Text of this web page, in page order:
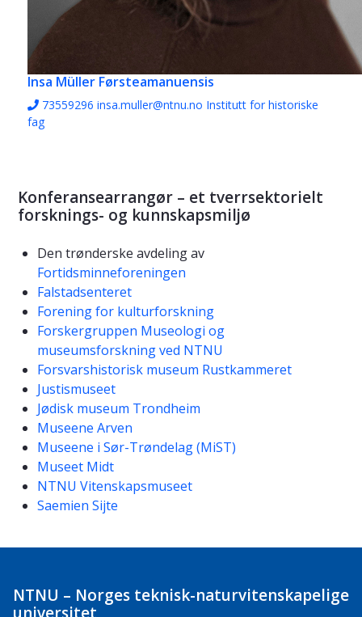
Insa Müller Førsteamanuensis
73559296 insa.muller@ntnu.no Institutt for historiske
fag
Konferansearrangør – et tverrsektorielt
forsknings- og kunnskapsmiljø
Den trønderske avdeling av
Fortidsminneforeningen
Falstadsenteret
Forening for kulturforskning
Forskergruppen Museologi og
museumsforskning ved NTNU
Forsvarshistorisk museum Rustkammeret
Justismuseet
Jødisk museum Trondheim
Museene Arven
Museene i Sør-Trøndelag (MiST)
Museet Midt
NTNU Vitenskapsmuseet
Saemien Sijte
NTNU – Norges teknisk-naturvitenskapelige